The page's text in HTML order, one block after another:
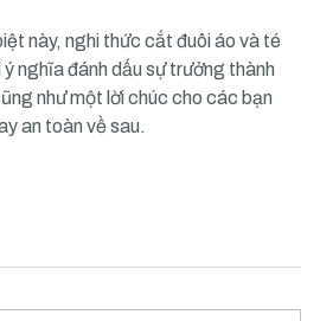
này, nghi thức cắt đuôi áo và té
nghĩa đánh dấu sự trưởng thành
như một lời chúc cho các bạn
an toàn về sau.